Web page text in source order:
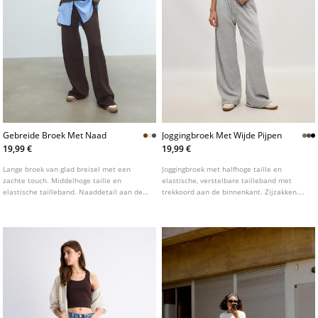
Gebreide Broek Met Naad
19,99 €
Lange broek van glad breisel met een
zachte touch. Middelhoge taille en
elastische tailleband. Naaddetail aan de
Joggingbroek Met Wijde Pijpen
19,99 €
Joggingbroek met halfhoge taille en
elastische, verstelbare tailleband met
trekkoord aan de binnenkant. Zijzakken.